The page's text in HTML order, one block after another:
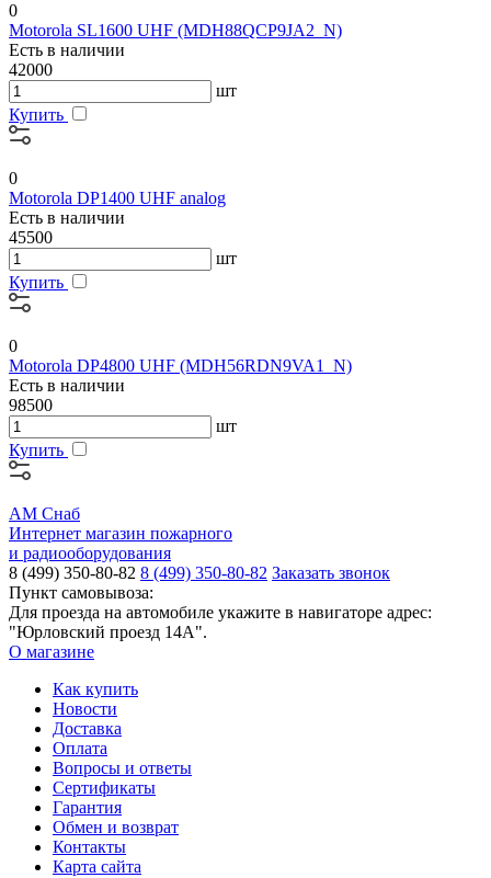
0
Motorola SL1600 UHF (MDH88QCP9JA2_N)
Есть в наличии
42000
шт
Купить
0
Motorola DP1400 UHF analog
Есть в наличии
45500
шт
Купить
0
Motorola DP4800 UHF (MDH56RDN9VA1_N)
Есть в наличии
98500
шт
Купить
АМ Снаб
Интернет магазин пожарного
и радиооборудования
8 (499) 350-80-82 8 (499) 350-80-82 Заказать звонок
Пункт самовывоза:
Для проезда на автомобиле укажите в навигаторе адрес:
"Юрловский проезд 14А".
О магазине
Как купить
Новости
Доставка
Оплата
Вопросы и ответы
Сертификаты
Гарантия
Обмен и возврат
Контакты
Карта сайта